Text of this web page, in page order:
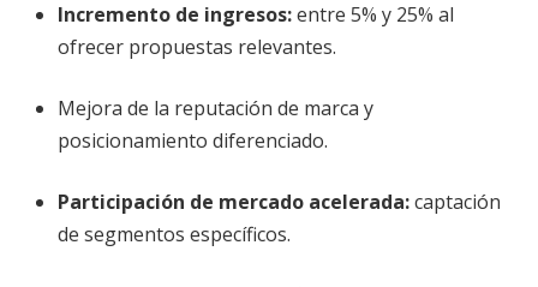
Incremento de ingresos:entre 5% y 25% al
ofrecer propuestas relevantes.
Mejora de la reputación de marca y
posicionamiento diferenciado.
Participación de mercado acelerada:captación
de segmentos específicos.